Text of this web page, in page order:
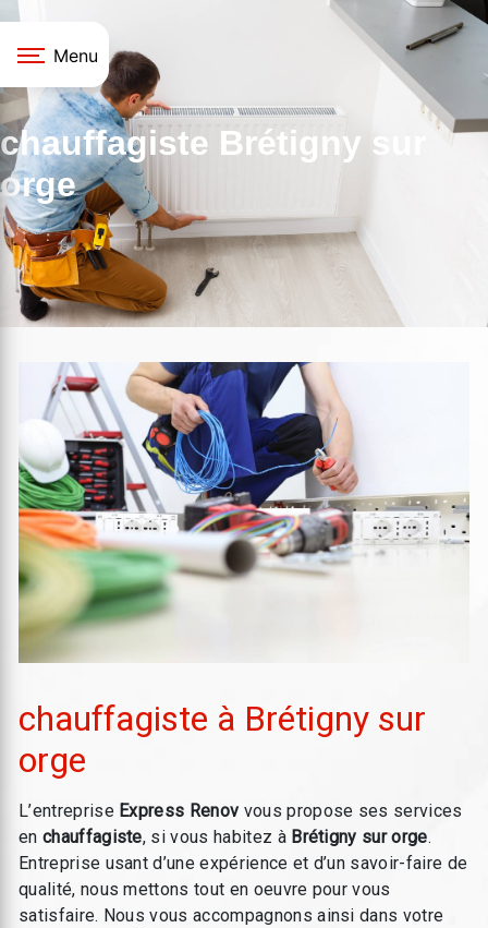
Menu
chauffagiste Brétigny sur
orge
chauffagiste à Brétigny sur
orge
L’entreprise Express Renov vous propose ses services
en chauffagiste, si vous habitez à Brétigny sur orge.
Entreprise usant d’une expérience et d’un savoir-faire de
qualité, nous mettons tout en oeuvre pour vous
satisfaire. Nous vous accompagnons ainsi dans votre
Panneau de gestion des cookies